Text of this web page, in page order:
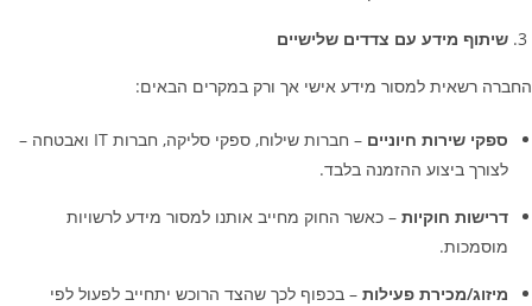
שיתוף מידע עם צדדים שלישיים
החברה רשאית למסור מידע אישי אך ורק במקרים הבאים:
ספקי שירות חיוניים – חברות שילוח, ספקי סליקה, חברות
ואבטחה –
לצורך ביצוע ההזמנה בלבד.
דרישות חוקיות – כאשר החוק מחייב אותנו למסור מידע לרשויות
מוסמכות.
מיזוג/מכירת פעילות – בכפוף לכך שהצד הרוכש יתחייב לפעול לפי